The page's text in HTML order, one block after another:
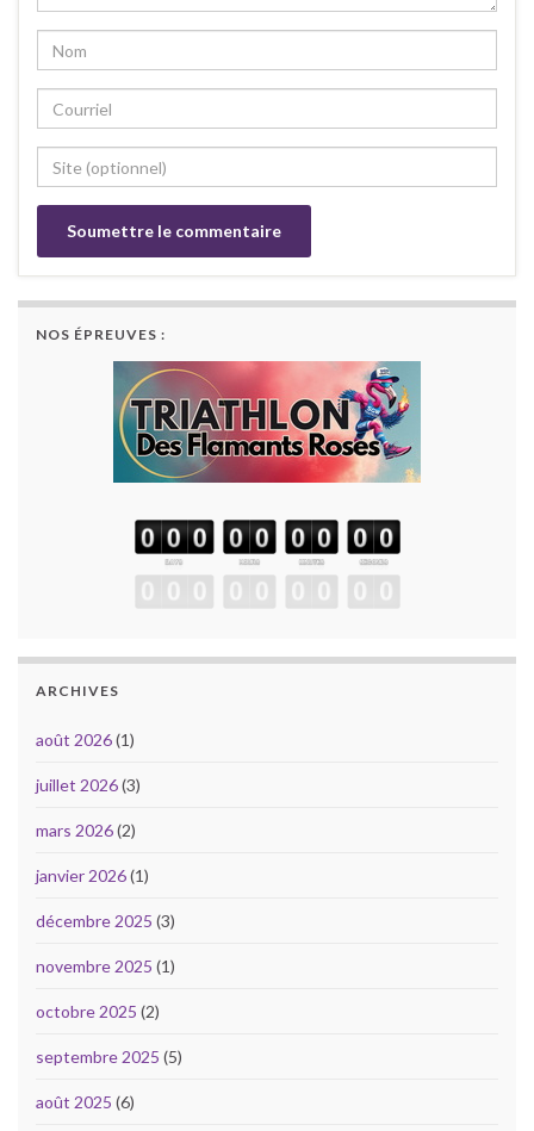
NOS ÉPREUVES :
ARCHIVES
août 2026(1)
juillet 2026(3)
mars 2026(2)
janvier 2026(1)
décembre 2025 (3)
novembre 2025 (1)
octobre 2025 (2)
septembre 2025 (5)
août 2025 (6)